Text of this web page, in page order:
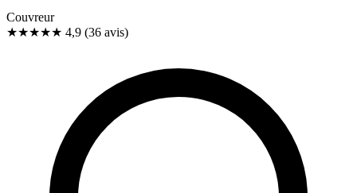
Couvreur
★★★★★ 4,9 (36 avis)